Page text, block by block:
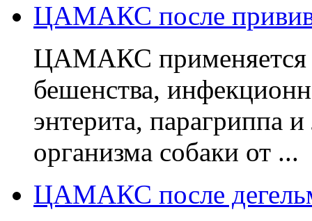
ЦАМАКС после
ЦАМАКС применяется
бешенства,
энтерита, парагриппа
организма собаки от ...
ЦАМАКС после